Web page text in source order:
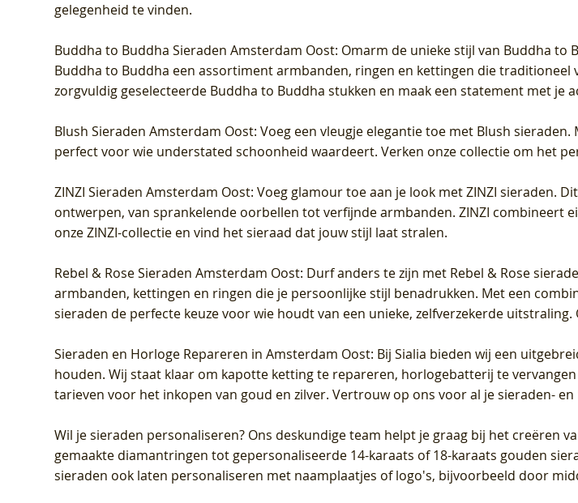
gelegenheid te vinden.
Buddha to Buddha Sieraden Amsterdam Oost: Omarm de unieke stijl van Buddha to
Buddha to Buddha een assortiment armbanden, ringen en kettingen die
zorgvuldig geselecteerde Buddha to Buddha stukken en maak een statement met je
Blush Sieraden Amsterdam Oost: Voeg een vleugje elegantie toe met Blush
perfect voor wie understated schoonheid waardeert. Verken onze collectie om het
ZINZI Sieraden Amsterdam Oost: Voeg glamour toe aan je look met ZINZI sieraden.
ontwerpen, van sprankelende oorbellen tot verfijnde armbanden. ZINZI combineert
onze ZINZI-collectie en vind het sieraad dat jouw stijl laat stralen.
Rebel & Rose Sieraden Amsterdam Oost: Durf anders te zijn met Rebel & Rose
armbanden, kettingen en ringen die je persoonlijke stijl benadrukken. Met een
sieraden de perfecte keuze voor wie houdt van een unieke, zelfverzekerde
Sieraden en Horloge Repareren in Amsterdam Oost: Bij Sialia bieden wij een
houden. Wij staat klaar om kapotte ketting te repareren, horlogebatterij te
tarieven voor het inkopen van goud en zilver. Vertrouw op ons voor al je sieraden-
Wil je sieraden personaliseren? Ons deskundige team helpt je graag bij het creëren
gemaakte diamantringen tot gepersonaliseerde 14-karaats of 18-karaats gouden
sieraden ook laten personaliseren met naamplaatjes of logo's, bijvoorbeeld door